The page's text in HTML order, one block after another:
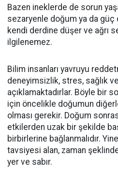
Bazen ineklerde de sorun
sezaryenle doğum ya da güç
kendi derdine düşer ve ağrı
ilgilenemez.
Bilim insanları yavruyu
deneyimsizlik, stres, sağlık
açıklamaktadırlar. Böyle bir
için öncelikle doğumun
olması gerekir. Doğum
etkilerden uzak bir şekilde
birbirlerine bağlanmalıdır.
tavsiyesi alan, zaman
yer ve sabır.